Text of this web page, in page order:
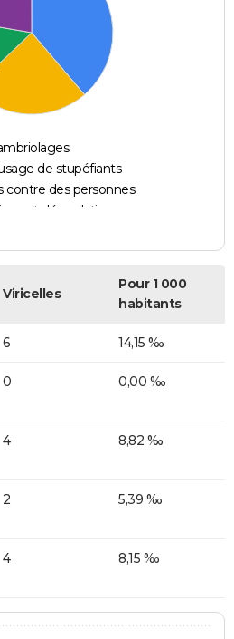
de stupéfiants
contre des personnes
et dégradations
Viricelles
Pour 1 000
habitants
6 14,15 ‰
0 0,00 ‰
4 8,82 ‰
2 5,39 ‰
4 8,15 ‰